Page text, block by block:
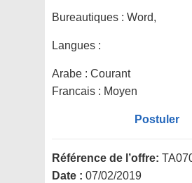
Bureautiques : Word,
Langues :
Arabe : Courant
Francais : Moyen
Postuler
Référence de l’offre:
Date : 07/02/2019